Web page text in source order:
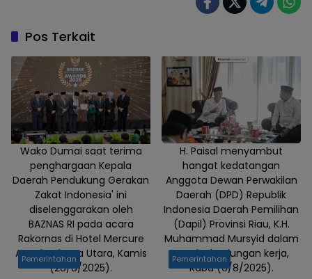
Pos Terkait
Wako Dumai saat terima
penghargaan Kepala
Daerah Pendukung Gerakan
Zakat Indonesia' ini
diselenggarakan oleh
BAZNAS RI pada acara
Rakornas di Hotel Mercure
Ancol, Jakarta Utara, Kamis
(28/8/2025).
Pemerintahan
H. Paisal menyambut
hangat kedatangan
Anggota Dewan Perwakilan
Daerah (DPD) Republik
Indonesia Daerah Pemilihan
(Dapil) Provinsi Riau, K.H.
Muhammad Mursyid dalam
rangka kunjungan kerja,
Rabu (6/8/2025).
Pemerintahan